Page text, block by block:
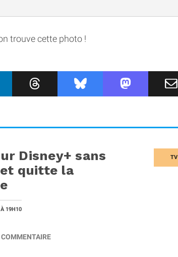
trouve cette photo !
TV
Disney+ sans
quitte la
À 19H10
COMMENTAIRE